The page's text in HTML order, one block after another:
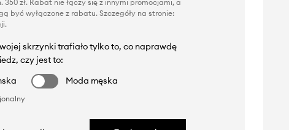
350 zł. Rabat nie łączy się z innymi promocjami, a
być wyłączone z rabatu. Szczegóły na stronie:
.
skrzynki trafiało tylko to, co naprawdę
czy jest to:
Moda męska